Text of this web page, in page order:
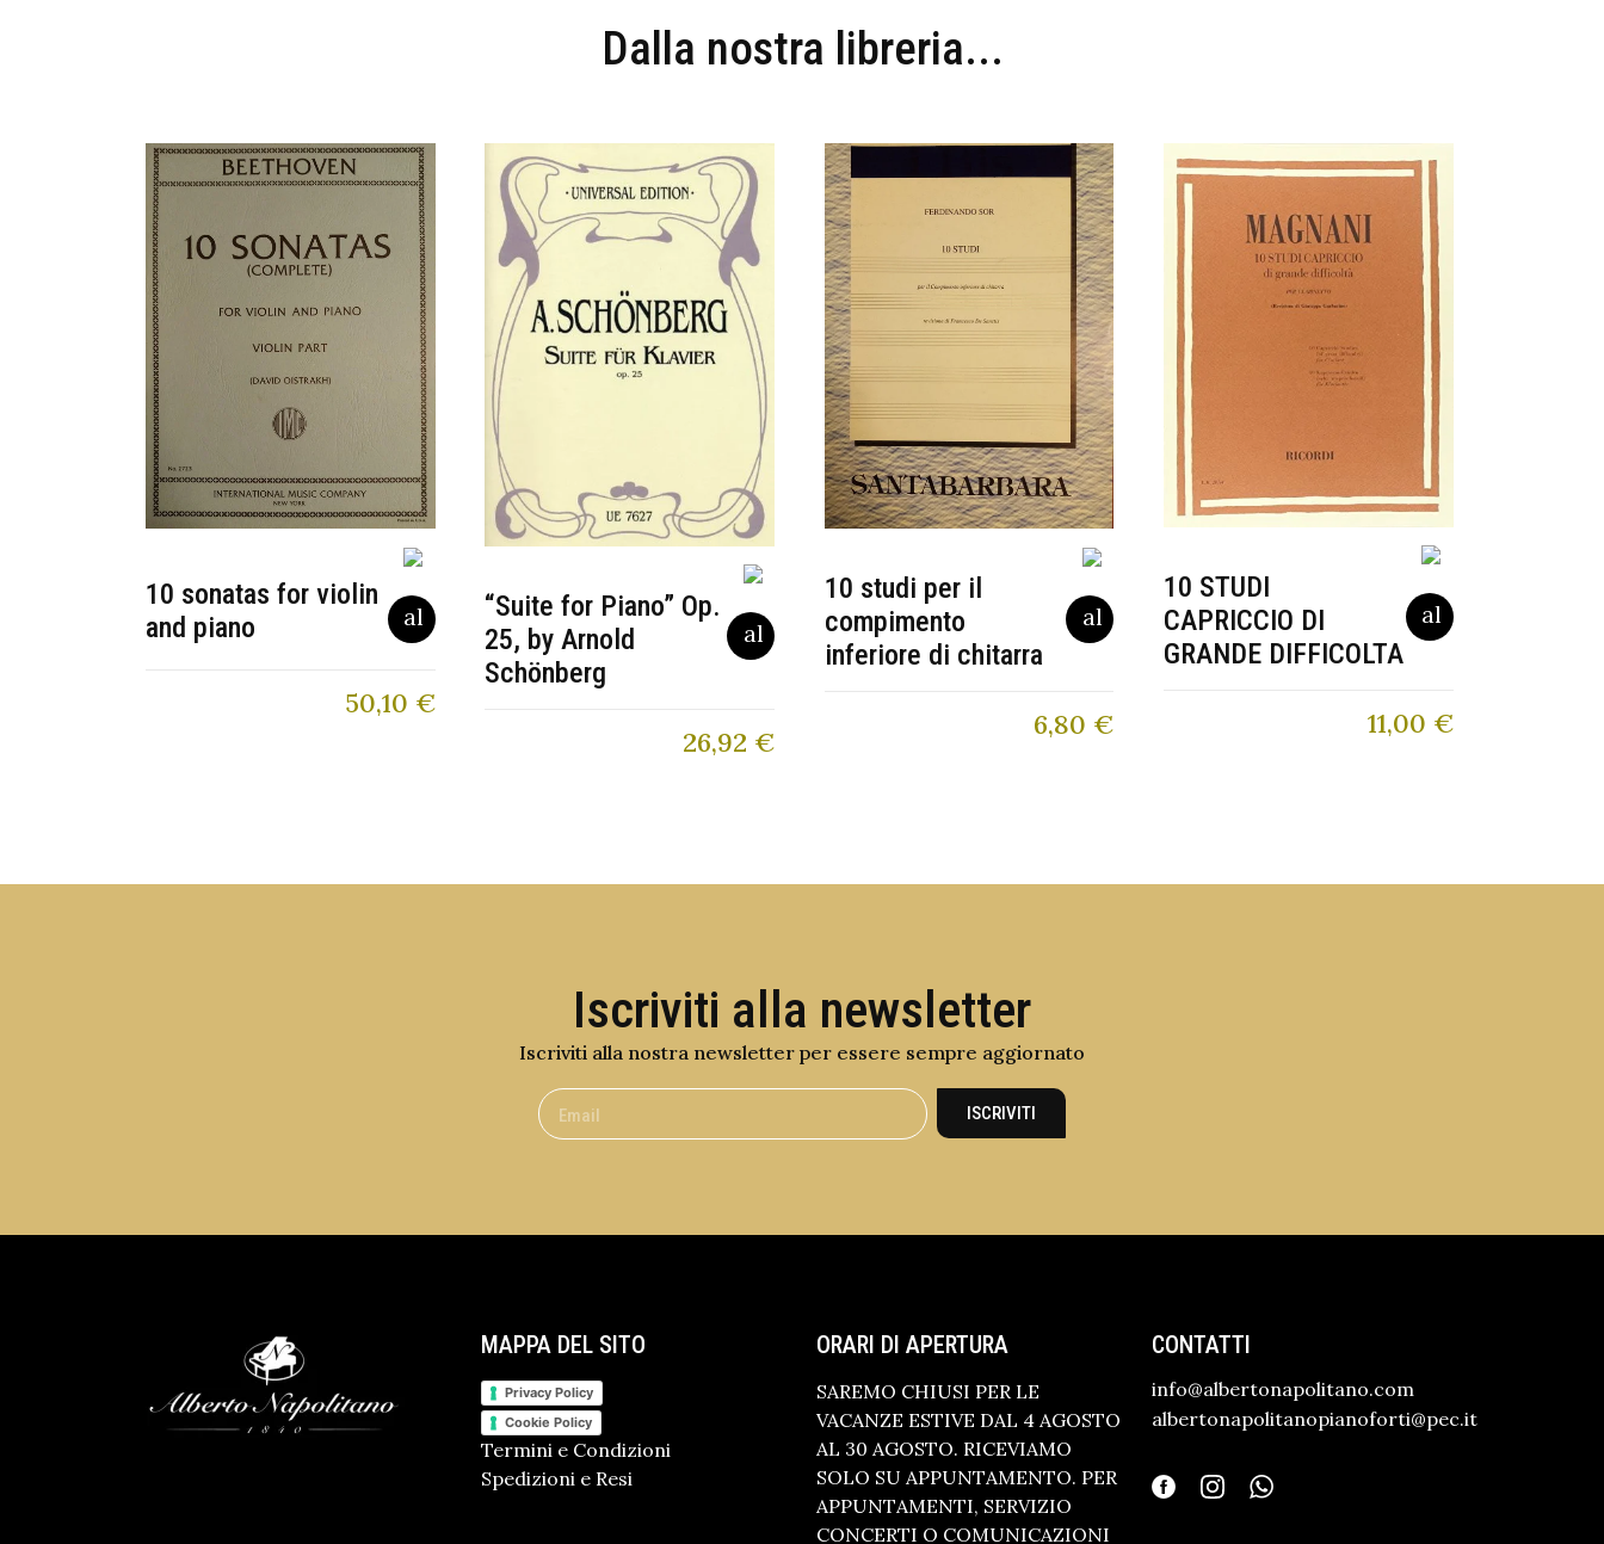
Dalla nostra libreria...
10 sonatas for violin
and piano
50,10 €
“Suite for Piano” Op.
25, by Arnold
Schönberg
26,92 €
10 studi per il
compimento
inferiore di chitarra
6,80 €
10 STUDI
CAPRICCIO DI
GRANDE DIFFICOLTA
11,00 €
Iscriviti alla newsletter
Iscriviti alla nostra newsletter per essere sempre aggiornato
ISCRIVITI
MAPPA DEL SITO
Privacy Policy
Cookie Policy
Termini e Condizioni
Spedizioni e Resi
ORARI DI APERTURA
SAREMO CHIUSI PER LE
VACANZE ESTIVE DAL 4 AGOSTO
AL 30 AGOSTO. RICEVIAMO
SOLO SU APPUNTAMENTO. PER
APPUNTAMENTI, SERVIZIO
CONCERTI O COMUNICAZIONI
CONTATTI
info@albertonapolitano.com
albertonapolitanopianoforti@pec.it